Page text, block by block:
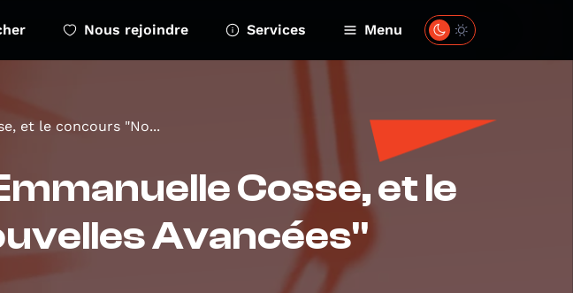
Nous rejoindre Services Menu
et le concours "No...
Cosse, et le
Avancées"